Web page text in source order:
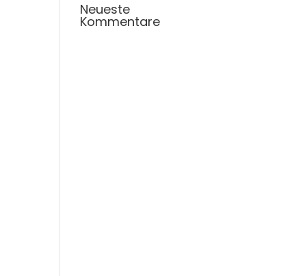
Neueste
Kommentare